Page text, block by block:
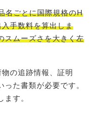
名ごとに国際規格のH
手数料を算出しま
スムーズさを大きく左
の追跡情報、証明
た書類が必要です。
す。